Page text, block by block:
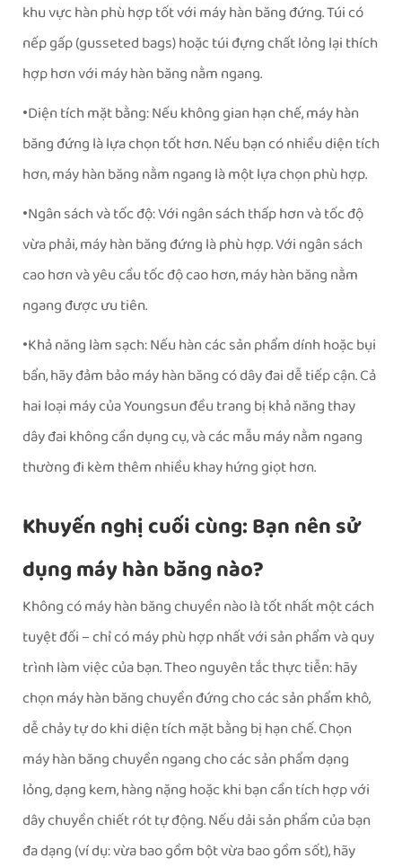
khu vực hàn phù hợp tốt với máy hàn băng đứng. Túi có
nếp gấp (gusseted bags) hoặc túi đựng chất lỏng lại thích
hợp hơn với máy hàn băng nằm ngang.
•Diện tích mặt bằng: Nếu không gian hạn chế, máy hàn
băng đứng là lựa chọn tốt hơn. Nếu bạn có nhiều diện tích
hơn, máy hàn băng nằm ngang là một lựa chọn phù hợp.
•Ngân sách và tốc độ: Với ngân sách thấp hơn và tốc độ
vừa phải, máy hàn băng đứng là phù hợp. Với ngân sách
cao hơn và yêu cầu tốc độ cao hơn, máy hàn băng nằm
ngang được ưu tiên.
•Khả năng làm sạch: Nếu hàn các sản phẩm dính hoặc bụi
bẩn, hãy đảm bảo máy hàn băng có dây đai dễ tiếp cận. Cả
hai loại máy của Youngsun đều trang bị khả năng thay
dây đai không cần dụng cụ, và các mẫu máy nằm ngang
thường đi kèm thêm nhiều khay hứng giọt hơn.
Khuyến nghị cuối cùng: Bạn nên sử
dụng máy hàn băng nào?
Không có máy hàn băng chuyền nào là tốt nhất một cách
tuyệt đối – chỉ có máy phù hợp nhất với sản phẩm và quy
trình làm việc của bạn. Theo nguyên tắc thực tiễn: hãy
chọn máy hàn băng chuyền đứng cho các sản phẩm khô,
dễ chảy tự do khi diện tích mặt bằng bị hạn chế. Chọn
máy hàn băng chuyền ngang cho các sản phẩm dạng
lỏng, dạng kem, hàng nặng hoặc khi bạn cần tích hợp với
dây chuyền chiết rót tự động. Nếu dải sản phẩm của bạn
đa dạng (ví dụ: vừa bao gồm bột vừa bao gồm sốt), hãy